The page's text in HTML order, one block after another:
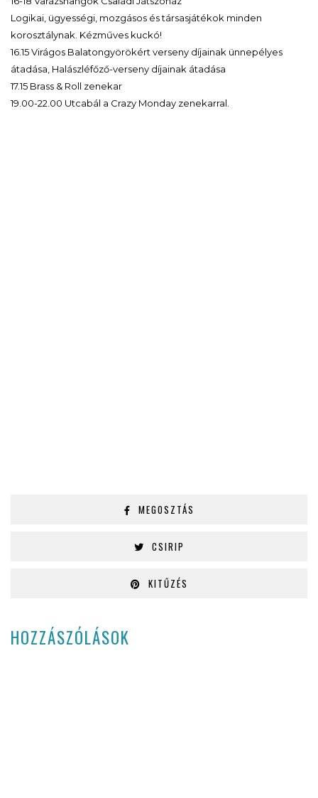
Logikai, ügyességi, mozgásos és társasjátékok minden
korosztálynak. Kézműves kuckó!
16.15 Virágos Balatongyörökért verseny díjainak ünnepélyes
átadása, Halászléfőző-verseny díjainak átadása
17.15 Brass & Roll zenekar
19.00-22.00 Utcabál a Crazy Monday zenekarral.
MEGOSZTÁS
CSIRIP
KITŰZÉS
HOZZÁSZÓLÁSOK